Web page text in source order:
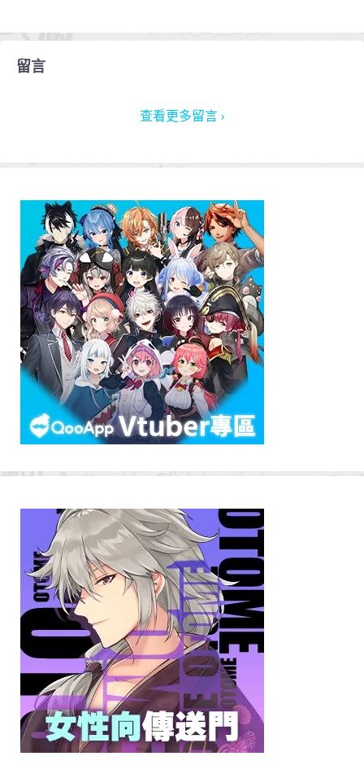
留言
查看更多留言 ›